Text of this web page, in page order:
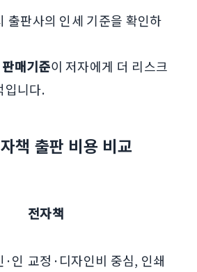
출판사의 인세 기준을 확인하
판매기준이 저자에게 더 리스크
입니다.
책 출판 비용 비교
전자책
인 교정·디자인비 중심, 인쇄